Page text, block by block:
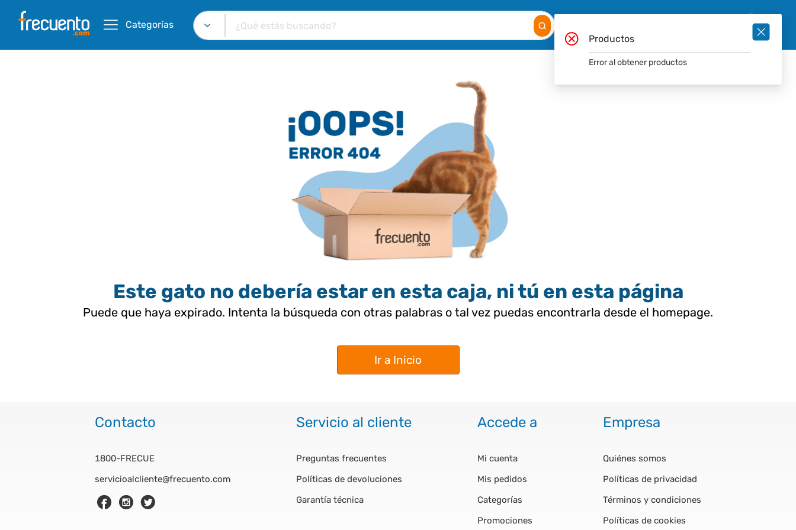
Categorías
Este gato no debería estar en esta caja, ni tú en esta página
Puede que haya expirado. Intenta la búsqueda con otras palabras o tal vez puedas encontrarla desde el homepage.
Ir a Inicio
Contacto
1800-FRECUE
servicioalcliente@frecuento.com
Servicio al cliente
Preguntas frecuentes
Políticas de devoluciones
Garantía técnica
Accede a
Mi cuenta
Mis pedidos
Categorías
Promociones
Empresa
Quiénes somos
Políticas de privacidad
Términos y condiciones
Políticas de cookies
Productos
Error al obtener productos